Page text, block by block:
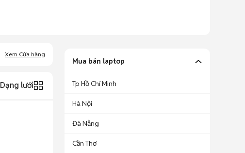
Xem Cửa hàng
Dạng lưới
Mua bán laptop
Tp Hồ Chí Minh
Hà Nội
Đà Nẵng
Cần Thơ